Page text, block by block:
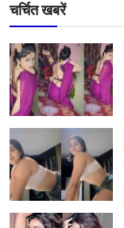
चर्चित खबरें